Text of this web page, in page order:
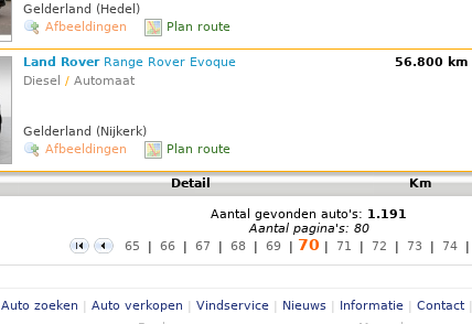
Gelderland (Hedel)
Afbeeldingen
Plan route
Land Rover Range Rover Evoque
Diesel
/ Automaat
Gelderland (Nijkerk)
Afbeeldingen
Plan route
56.800 km
Detail Km
Aantal gevonden auto's: 1.191
Aantal pagina's: 80
65
| 66 | 67 | 68 | 69 | 70 | 71 | 72 | 73 | 74 |
Auto zoeken | Auto verkopen | Vindservice | Nieuws | Informatie | Contact |